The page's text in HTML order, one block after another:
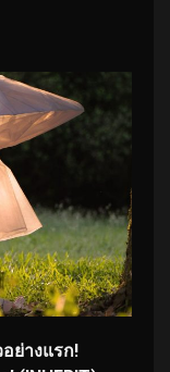
ย่างแรก!